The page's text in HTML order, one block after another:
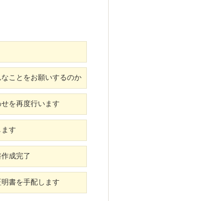
ことをお願いするのか
を再度行います
す
成完了
明書を手配します